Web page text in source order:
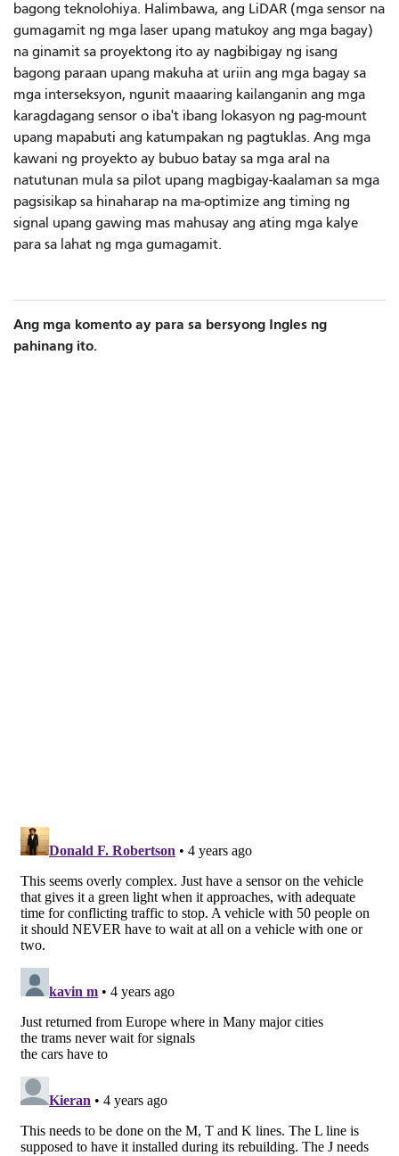
bagong teknolohiya. Halimbawa, ang LiDAR (mga sensor na
gumagamit ng mga laser upang matukoy ang mga bagay)
na ginamit sa proyektong ito ay nagbibigay ng isang
bagong paraan upang makuha at uriin ang mga bagay sa
mga interseksyon, ngunit maaaring kailanganin ang mga
karagdagang sensor o iba't ibang lokasyon ng pag-mount
upang mapabuti ang katumpakan ng pagtuklas. Ang mga
kawani ng proyekto ay bubuo batay sa mga aral na
natutunan mula sa pilot upang magbigay-kaalaman sa mga
pagsisikap sa hinaharap na ma-optimize ang timing ng
signal upang gawing mas mahusay ang ating mga kalye
para sa lahat ng mga gumagamit.
Ang mga komento ay para sa bersyong Ingles ng
pahinang ito.